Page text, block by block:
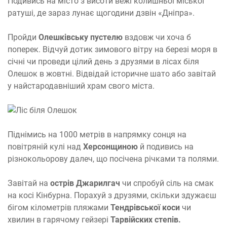
ратуші, де зараз лунає щогодини дзвін «Дніпра».
Пройди Олешківську пустелю вздовж чи хоча б
поперек. Відчуй дотик зимового вітру на березі моря в
січні чи проведи цілий день з друзями в лісах біля
Олешок в жовтні. Відвідай історичне шато або завітай
у найстародавніший храм свого міста.
Піднімись на 1000 метрів в напрямку сонця на
повітряній кулі над Херсонщиною й подивись на
різнокольорову далеч, що посічена річками та полями.
Завітай на острів Джарилгач чи спробуй сіль на смак
на косі Кінбурна. Порахуй з друзями, скільки здужаєш
бігом кілометрів пляжами Тендрівської коси чи
хвилин в гарячому гейзері Тарвійских степів.